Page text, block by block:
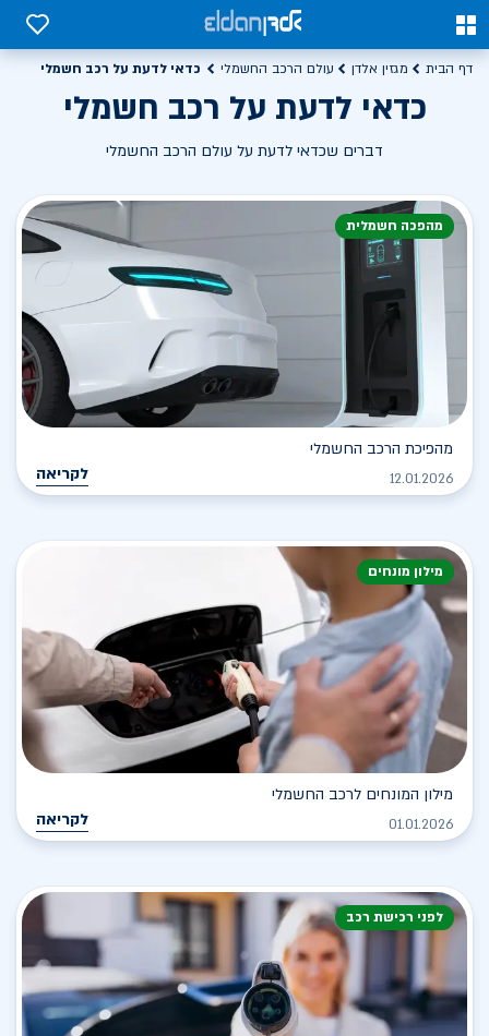
0
0
דף הבית מגזין אלדן עולם הרכב החשמלי כדאי לדעת על רכב חשמלי
כדאי לדעת על רכב חשמלי
דברים שכדאי לדעת על עולם הרכב החשמלי
מהפכה חשמלית
מהפיכת הרכב החשמלי
12.01.2026 לקריאה
מילון מונחים
מילון המונחים לרכב החשמלי
01.01.2026 לקריאה
לפני רכישת רכב